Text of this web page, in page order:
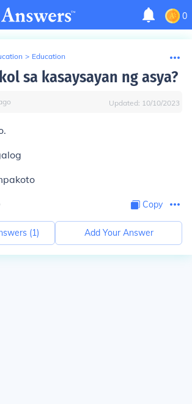
0
> Education
sa kasaysayan ng asya?
Updated: 10/10/2023
Copy
(1) Add Your Answer